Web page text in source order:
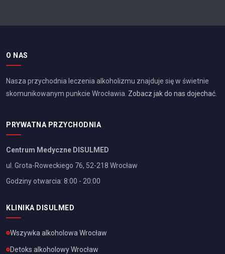
O NAS
Nasza przychodnia leczenia alkoholizmu znajduje się w świetnie
skomunikowanym punkcie Wrocławia Zobacz jak do nas dojechać
PRYWATNA PRZYCHODNIA
Centrum Medyczne DISULMED
ul. Grota-Roweckiego 76, 52-218 Wrocław
Godziny otwarcia: 8:00 - 20:00
KLINIKA DISULMED
Wszywka alkoholowa Wrocław
Detoks alkoholowyWrocław